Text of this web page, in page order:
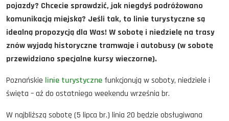
pojazdy? Chcecie sprawdzić, jak niegdyś podróżowano
komunikacją miejską? Jeśli tak, to linie turystyczne są
idealną propozycją dla Was! W sobotę i niedzielę na trasy
znów wyjadą historyczne tramwaje i autobusy (w sobotę
przewidziano specjalne kursy wieczorne).
Poznańskie linie turystyczne funkcjonują w soboty, niedziele i
święta – aż do ostatniego weekendu września br.
W najbliższą sobotę (5 lipca br.) linia 20 będzie obsługiwana